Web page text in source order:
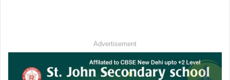
Advertisement